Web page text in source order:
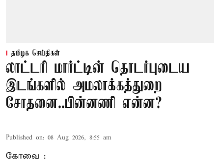
தமிழக செய்திகள்
லாட்டரி மார்ட்டின் தொடர்புடைய
இடங்களில் அமலாக்கத்துறை
சோதனை..பின்னணி என்ன?
Published on: 08 Aug 2026, 8:55 am
கோவை :